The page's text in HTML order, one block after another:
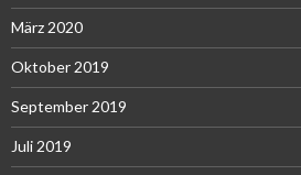
März 2020
Oktober 2019
September 2019
Juli 2019